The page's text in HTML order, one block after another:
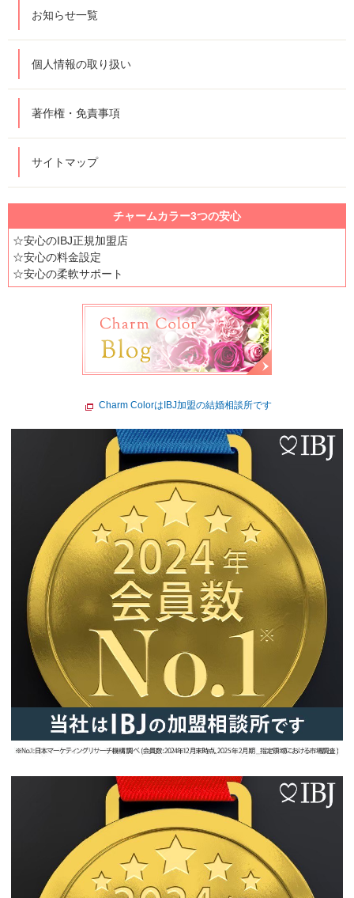
お知らせ一覧
個人情報の取り扱い
著作権・免責事項
サイトマップ
チャームカラー3つの安心
☆安心のIBJ正規加盟店
☆安心の料金設定
☆安心の柔軟サポート
Charm ColorはIBJ加盟の結婚相談所です